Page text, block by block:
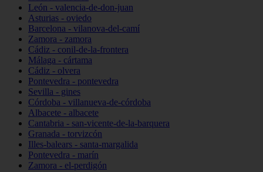
León - valencia-de-don-juan
Asturias - oviedo
Barcelona - vilanova-del-camí
Zamora - zamora
Cádiz - conil-de-la-frontera
Málaga - cártama
Cádiz - olvera
Pontevedra - pontevedra
Sevilla - gines
Córdoba - villanueva-de-córdoba
Albacete - albacete
Cantabria - san-vicente-de-la-barquera
Granada - torvizcón
Illes-balears - santa-margalida
Pontevedra - marín
Zamora - el-perdigón